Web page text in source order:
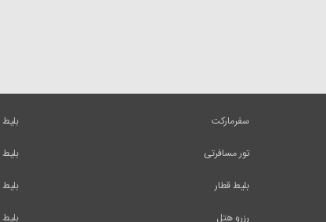
بلیط سفرمارکت
تور مسافرتی
بلیط قطار
رزرو هتل